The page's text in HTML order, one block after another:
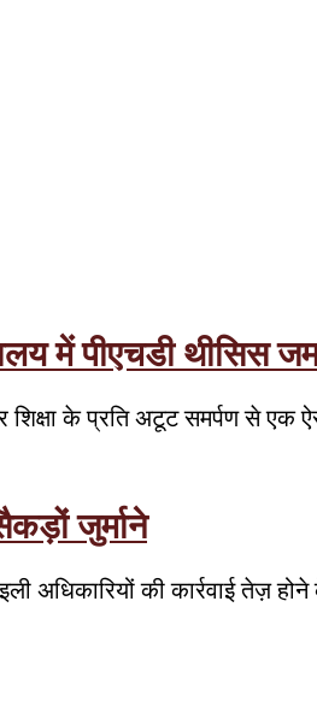
में पीएचडी थीसिस
के प्रति अटूट समर्पण से एक
जुर्माने
अधिकारियों की कार्रवाई तेज़